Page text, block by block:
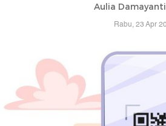
Aulia
Rabu, 23 Apr